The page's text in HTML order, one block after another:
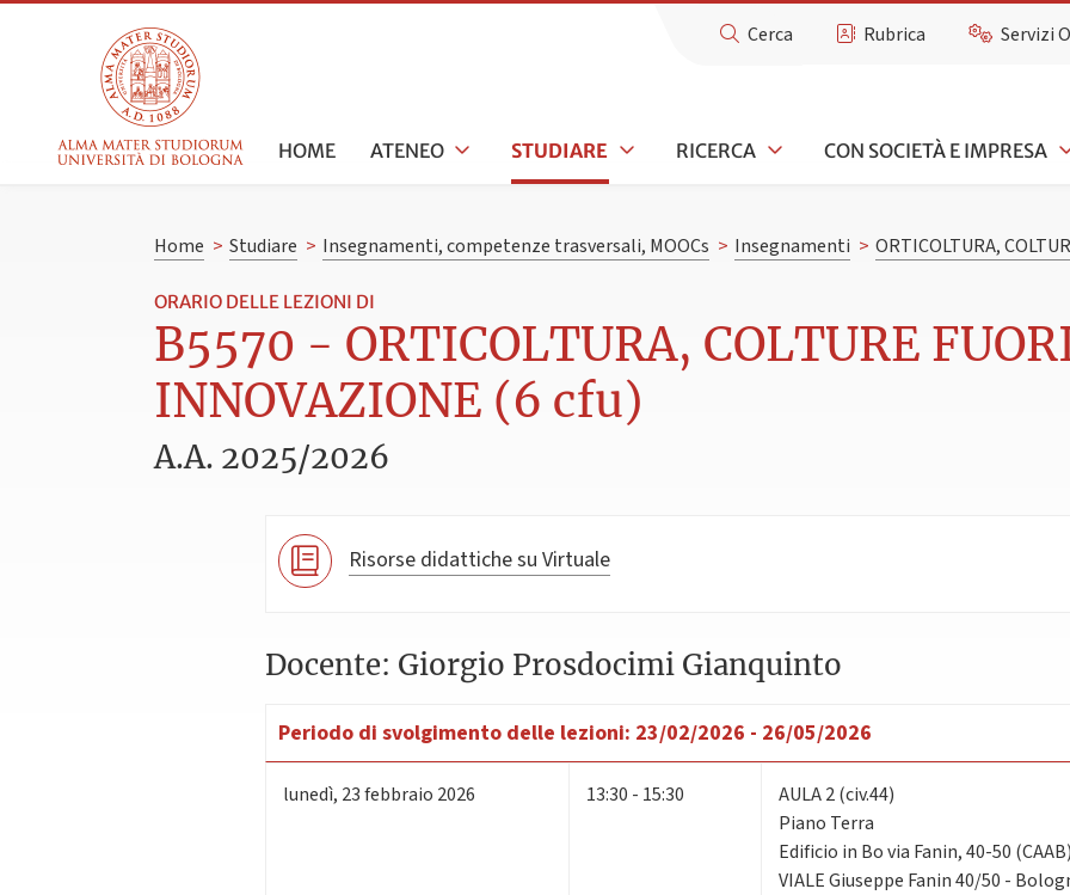
Cerca Rubrica Servizi
HOME ATENEO STUDIARE RICERCA CON SOCIETÀ E IMPRESA
Home > Studiare > Insegnamenti, competenze trasversali, MOOCs > Insegnamenti > ORTICOLTURA,
ORARIO DELLE LEZIONI DI
B5570 - ORTICOLTURA, COLTURE
INNOVAZIONE (6 cfu)
A.A. 2025/2026
Risorse didattiche su Virtuale
Docente: Giorgio Prosdocimi Gianquinto
Periodo di svolgimento delle lezioni: 23/02/2026 - 26/05/2026
lunedì, 23febbraio 2026 13:30 - 15:30
AULA 2 (civ.44)
Piano Terra
Edificio in Bo via Fanin, 40-50 (CAAB)
VIALE Giuseppe Fanin 40/50 -